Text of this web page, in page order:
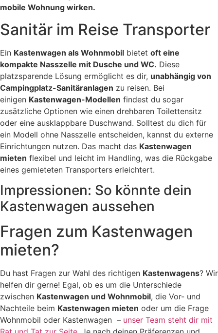
mobile Wohnung wirken.
Sanitär im Reise Transporter
Ein Kastenwagen als Wohnmobil bietet oft eine
kompakte Nasszelle mit Dusche und WC. Diese
platzsparende Lösung ermöglicht es dir, unabhängig von
Campingplatz-Sanitäranlagen zu reisen. Bei
einigen Kastenwagen-Modellen findest du sogar
zusätzliche Optionen wie einen drehbaren Toilettensitz
oder eine ausklappbare Duschwand. Solltest du dich für
ein Modell ohne Nasszelle entscheiden, kannst du externe
Einrichtungen nutzen. Das macht das Kastenwagen
mieten flexibel und leicht im Handling, was die Rückgabe
eines gemieteten Transporters erleichtert.
Impressionen: So könnte dein
Kastenwagen aussehen
Fragen zum Kastenwagen
mieten?
Du hast Fragen zur Wahl des richtigen Kastenwagens? Wir
helfen dir gerne! Egal, ob es um die Unterschiede
zwischen Kastenwagen und Wohnmobil, die Vor- und
Nachteile beim Kastenwagen mieten oder um die Frage
Wohnmobil oder Kastenwagen – unser Team steht dir mit